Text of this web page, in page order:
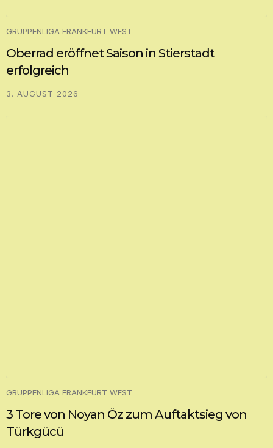
GRUPPENLIGA FRANKFURT WEST
Oberrad eröffnet Saison in Stierstadt
erfolgreich
3. AUGUST 2026
GRUPPENLIGA FRANKFURT WEST
3 Tore von Noyan Öz zum Auftaktsieg von
Türkgücü